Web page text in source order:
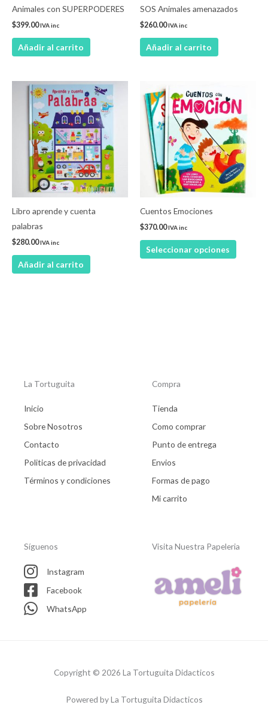
Animales con SUPERPODERES
$399.00IVA inc
Añadir al carrito
SOS Animales amenazados
$260.00IVA inc
Añadir al carrito
Libro aprende y cuenta
palabras
$280.00IVA inc
Añadir al carrito
Cuentos Emociones
$370.00IVA inc
Seleccionar opciones
tiene
Las
se
en
La Tortuguita
Inicio
Sobre Nosotros
Contacto
Politicas de privacidad
Términos y condiciones
Compra
Tienda
Como comprar
Punto de entrega
Envios
Formas de pago
Mi carrito
Síguenos
Instagram
Facebook
WhatsApp
Visita Nuestra Papeleria
Copyright © 2026 La Tortuguita Didacticos
Powered by La Tortuguita Didacticos